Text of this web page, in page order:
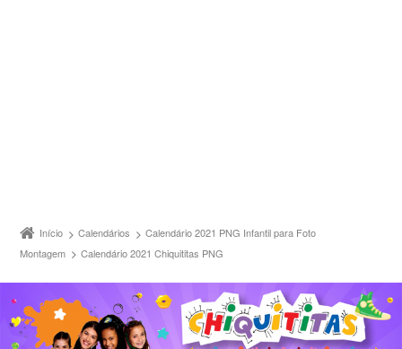
Início Calendários
Calendário 2021 PNG Infantil para Foto
Montagem
Calendário 2021 Chiquititas PNG